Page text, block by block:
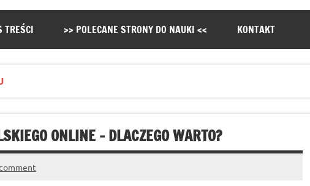
TREŚCI >> POLECANE STRONY DO NAUKI << KONTAKT
ONLINE – DLACZEGO WARTO?